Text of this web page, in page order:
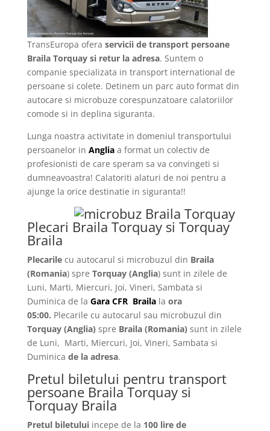
TransEuropa ofera servicii de transport persoane
Braila Torquay si retur la adresa. Suntem o
companie specializata in transport international de
persoane si colete. Detinem un parc auto format din
autocare si microbuze corespunzatoare calatoriilor
comode si in deplina siguranta.
Lunga noastra activitate in domeniul transportului
persoanelor in Angliaa format un colectiv de
profesionisti de care speram sa va convingeti si
dumneavoastra! Calatoriti alaturi de noi pentru a
ajunge la orice destinatie in siguranta!!
Plecari Braila Torquay si Torquay
Braila
Plecarilecu autocarul si microbuzul din Braila
(Romania) spre Torquay (Anglia) sunt in zilele de
Luni, Marti, Miercuri, Joi, Vineri, Sambata si
Duminica de la Gara CFR Brailala ora
05:00. Plecarile cu autocarul sau microbuzul din
Torquay (Anglia) spre Braila (Romania) sunt in zilele
de Luni, Marti, Miercuri, Joi, Vineri, Sambata si
Duminica de la adresa.
Pretul biletului pentru transport
persoane Braila Torquay si
Torquay Braila
Pretul biletuluiincepe de la 100 lire de